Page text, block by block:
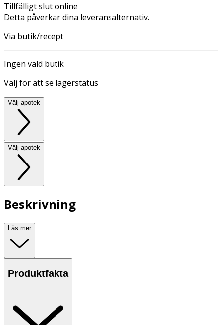
Tillfälligt slut online
Detta påverkar dina leveransalternativ.
Via butik/recept
Ingen vald butik
Välj för att se lagerstatus
Välj apotek
Välj apotek
Beskrivning
Läs mer
Produktfakta